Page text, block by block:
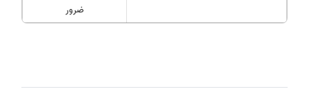
ضرور